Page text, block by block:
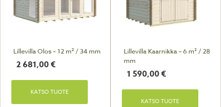
Lillevilla Olos – 12 m² / 34 mm
2 681,00€
KATSO TUOTE
Lillevilla Kaarnikka – 6 m² / 28
mm
1 590,00€
KATSO TUOTE